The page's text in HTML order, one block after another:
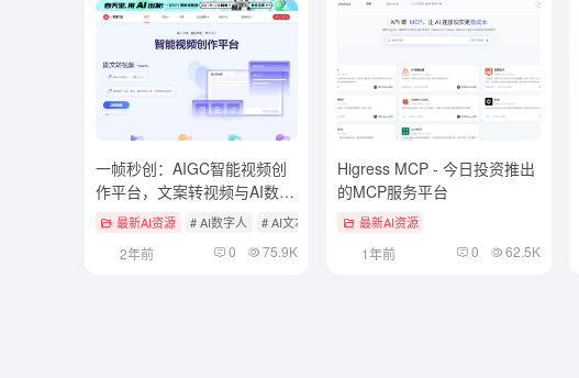
一帧秒创：AIGC智能视频创
作平台，文案转视频与AI数字
人 最新AI资源 # AI数字人 # AI文本转视频 # AI营销
2年前 0 75.9K
Higress MCP - 今日投资推出
的MCP服务平台
最新AI资源
1年前 0 62.5K